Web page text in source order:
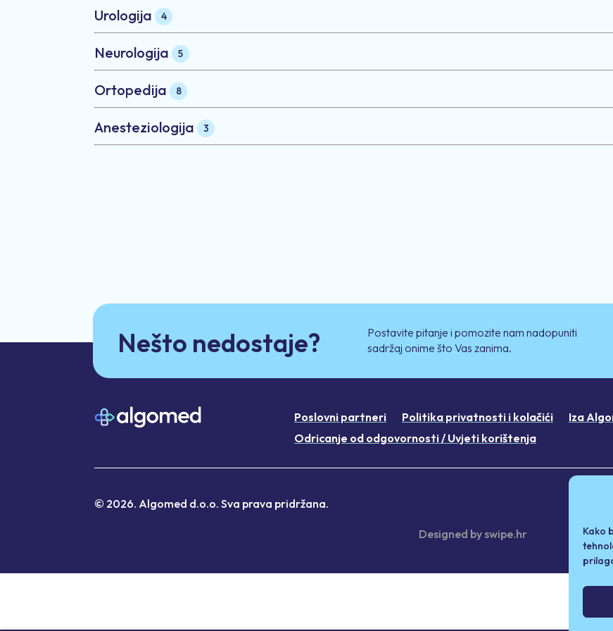
Kako
Urologija 4
Neurologija 5
Ortopedija 8
Anesteziologija 3
Nešto nedostaje?
Postavite pitanje i pomozite nam nadopuniti
sadržaj onime što Vas zanima.
Poslovni partneri Politika privatnosti i kolačići
Iza
Odricanje od odgovornosti / Uvjeti korištenja
© 2026. Algomed d.o.o. Sva prava pridržana.
Designed by swipe.hr